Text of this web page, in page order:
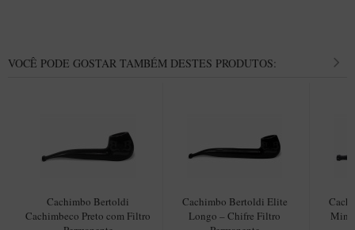
Encerado
BB Liso e Rústico
CACHIMBOS ARTESANAIS DE BRIAR ITALIANO
VOCÊ PODE GOSTAR TAMBÉM DESTES PRODUTOS:
Cachimbo Bertoldi
Cachimbeco Preto com Filtro
Cachimbo Bertoldi Elite
Longo – Chifre Filtro
Mini